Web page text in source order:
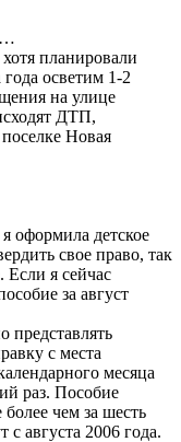
планировали
осветим 1-2
на улице
ДТП,
Новая
оформила детское
свое право, так
Если я сейчас
за август
представлять
с места
месяца
раз. Пособие
чем за шесть
августа 2006 года.